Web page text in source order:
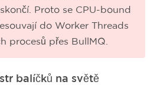
Proto se CPU-bound
do Worker Threads
procesů přes BullMQ.
balíčků na světě